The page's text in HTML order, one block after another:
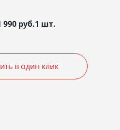
990 руб.1 шт.
в один клик